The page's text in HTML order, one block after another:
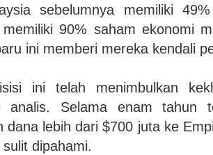
sebelumnya memiliki
90% saham ekonomi
ini memberi mereka kendali
ini telah menimbulkan
analis. Selama enam tahun
dana lebih dari $700 juta ke
dipahami.